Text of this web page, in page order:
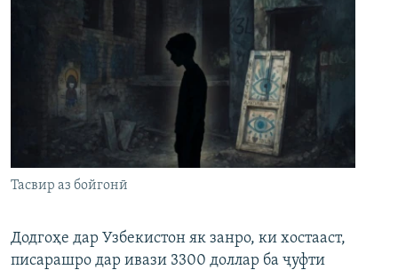
Тасвир аз бойгонӣ
Додгоҳе дар Узбекистон як занро, ки хостааст,
писарашро дар ивази 3300 доллар ба ҷуфти